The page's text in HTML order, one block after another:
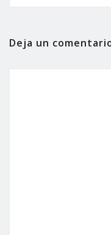
Deja un